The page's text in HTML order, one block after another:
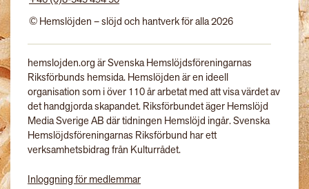
© Hemslöjden – slöjd och hantverk för alla 2026
hemslojden.org är Svenska Hemslöjdsföreningarnas
Riksförbunds hemsida. Hemslöjden är en ideell
organisation som i över 110 år arbetat med att visa värdet av
det handgjorda skapandet. Riksförbundet äger Hemslöjd
Media Sverige AB där tidningen Hemslöjd ingår. Svenska
Hemslöjdsföreningarnas Riksförbund har ett
verksamhetsbidrag från Kulturrådet.
Inloggning för medlemmar